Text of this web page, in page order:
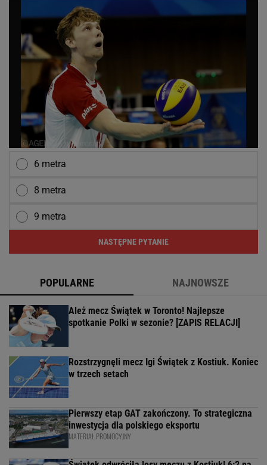
6 metra
8 metra
9 metra
NASTĘPNE PYTANIE
POPULARNE NAJNOWSZE
Ależ mecz Świątek w Toronto! Najlepsze
spotkanie Polki w sezonie? [ZAPIS RELACJI]
Rozstrzygnęli mecz Igi Świątek z Kostiuk. Koniec
w trzech setach
Pierwszy etap GAT zakończony. To strategiczna
inwestycja dla polskiego eksportu
MATERIAŁ PROMOCYJNY